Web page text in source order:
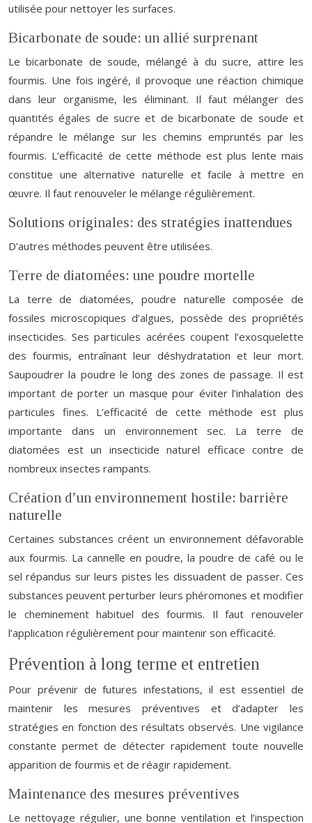
utilisée pour nettoyer les surfaces.
Bicarbonate de soude: un allié surprenant
Le bicarbonate de soude, mélangé à du sucre, attire les
fourmis. Une fois ingéré, il provoque une réaction chimique
dans leur organisme, les éliminant. Il faut mélanger des
quantités égales de sucre et de bicarbonate de soude et
répandre le mélange sur les chemins empruntés par les
fourmis. L’efficacité de cette méthode est plus lente mais
constitue une alternative naturelle et facile à mettre en
œuvre. Il faut renouveler le mélange régulièrement.
Solutions originales: des stratégies inattendues
D’autres méthodes peuvent être utilisées.
Terre de diatomées: une poudre mortelle
La terre de diatomées, poudre naturelle composée de
fossiles microscopiques d’algues, possède des propriétés
insecticides. Ses particules acérées coupent l’exosquelette
des fourmis, entraînant leur déshydratation et leur mort.
Saupoudrer la poudre le long des zones de passage. Il est
important de porter un masque pour éviter l’inhalation des
particules fines. L’efficacité de cette méthode est plus
importante dans un environnement sec. La terre de
diatomées est un insecticide naturel efficace contre de
nombreux insectes rampants.
Création d’un environnement hostile: barrière
naturelle
Certaines substances créent un environnement défavorable
aux fourmis. La cannelle en poudre, la poudre de café ou le
sel répandus sur leurs pistes les dissuadent de passer. Ces
substances peuvent perturber leurs phéromones et modifier
le cheminement habituel des fourmis. Il faut renouveler
l’application régulièrement pour maintenir son efficacité.
Prévention à long terme et entretien
Pour prévenir de futures infestations, il est essentiel de
maintenir les mesures préventives et d’adapter les
stratégies en fonction des résultats observés. Une vigilance
constante permet de détecter rapidement toute nouvelle
apparition de fourmis et de réagir rapidement.
Maintenance des mesures préventives
Le nettoyage régulier, une bonne ventilation et l’inspection